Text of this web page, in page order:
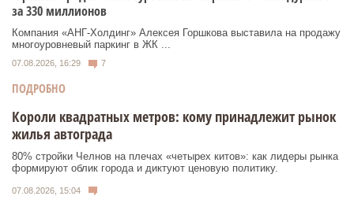
за 330 миллионов
Компания «АНГ-Холдинг» Алексея Горшкова выставила на продажу
многоуровневый паркинг в ЖК ...
07.08.2026, 16:29 7
ПОДРОБНО
Короли квадратных метров: кому принадлежит рынок
жилья автограда
80% стройки Челнов на плечах «четырех китов»: как лидеры рынка
формируют облик города и диктуют ценовую политику.
07.08.2026, 15:04